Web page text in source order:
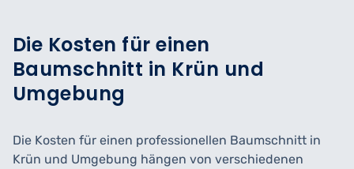
Die Kosten für einen
Baumschnitt in Krün und
Umgebung
Die Kosten für einen professionellen Baumschnitt in
Krün und Umgebung hängen von verschiedenen